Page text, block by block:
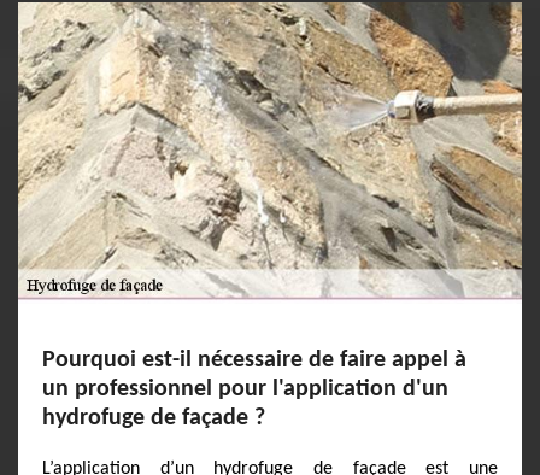
Pourquoi est-il nécessaire de faire appel à
un professionnel pour l'application d'un
hydrofuge de façade ?
L’application d’un hydrofuge de façade est une